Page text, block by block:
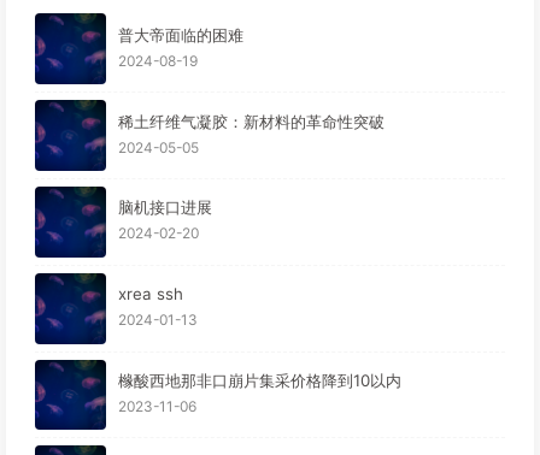
普大帝面临的困难
2024-08-19
稀土纤维气凝胶：新材料的革命性突破
2024-05-05
脑机接口进展
2024-02-20
xrea ssh
2024-01-13
橼酸西地那非口崩片集采价格降到10以内
2023-11-06